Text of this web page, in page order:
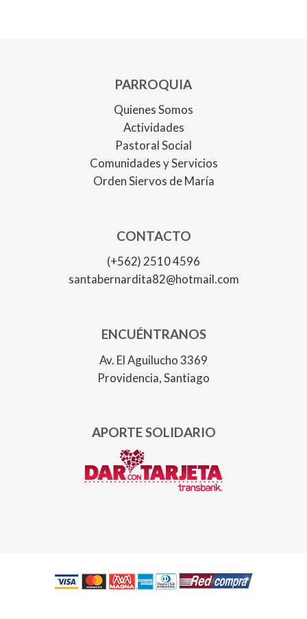
PARROQUIA
Quienes Somos
Actividades
Pastoral Social
Comunidades y Servicios
Orden Siervos de María
CONTACTO
(+562) 2510 4596
santabernardita82@hotmail.com
ENCUÉNTRANOS
Av. El Aguilucho 3369
Providencia, Santiago
APORTE SOLIDARIO